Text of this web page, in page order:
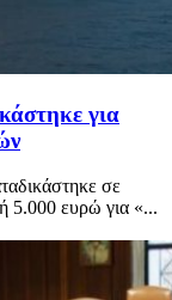
για
σε
5.000 ευρώ για «...